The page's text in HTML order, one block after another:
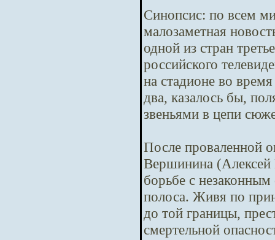
Синопсис: по всем
малозаметная
одной из стран
российского
на стадионе во
два, казалось бы,
звеньями в цепи
После проваленной
Вершинина (Алексей
борьбе с
полоса. Живя по
до той границы,
смертельной